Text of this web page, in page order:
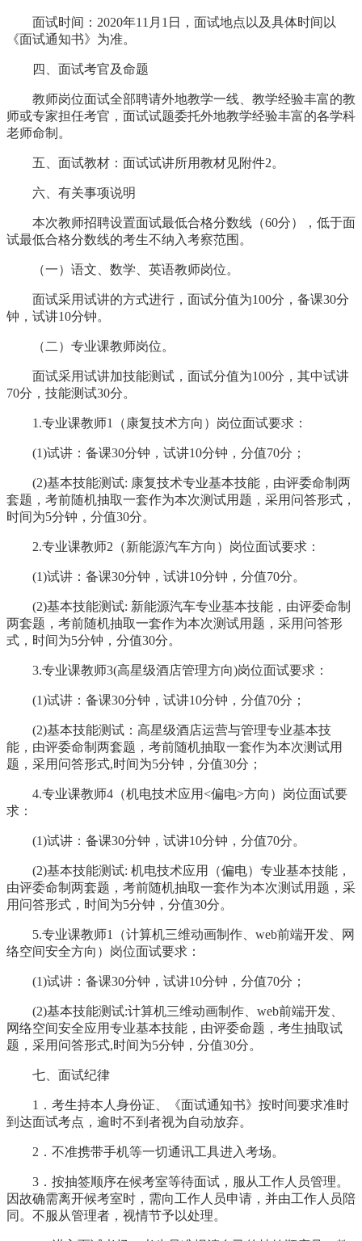
面试时间：2020年11月1日，面试地点以及具体时间以
《面试通知书》为准。
四、面试考官及命题
教师岗位面试全部聘请外地教学一线、教学经验丰富的教
师或专家担任考官，面试试题委托外地教学经验丰富的各学科
老师命制。
五、面试教材：面试试讲所用教材见附件2。
六、有关事项说明
本次教师招聘设置面试最低合格分数线（60分），低于面
试最低合格分数线的考生不纳入考察范围。
（一）语文、数学、英语教师岗位。
面试采用试讲的方式进行，面试分值为100分，备课30分
钟，试讲10分钟。
（二）专业课教师岗位。
面试采用试讲加技能测试，面试分值为100分，其中试讲
70分，技能测试30分。
1.专业课教师1（康复技术方向）岗位面试要求：
(1)试讲：备课30分钟，试讲10分钟，分值70分；
(2)基本技能测试: 康复技术专业基本技能，由评委命制两
套题，考前随机抽取一套作为本次测试用题，采用问答形式，
时间为5分钟，分值30分。
2.专业课教师2（新能源汽车方向）岗位面试要求：
(1)试讲：备课30分钟，试讲10分钟，分值70分。
(2)基本技能测试: 新能源汽车专业基本技能，由评委命制
两套题，考前随机抽取一套作为本次测试用题，采用问答形
式，时间为5分钟，分值30分。
3.专业课教师3(高星级酒店管理方向)岗位面试要求：
(1)试讲：备课30分钟，试讲10分钟，分值70分；
(2)基本技能测试：高星级酒店运营与管理专业基本技
能，由评委命制两套题，考前随机抽取一套作为本次测试用
题，采用问答形式,时间为5分钟，分值30分；
4.专业课教师4（机电技术应用<偏电>方向）岗位面试要
求：
(1)试讲：备课30分钟，试讲10分钟，分值70分。
(2)基本技能测试: 机电技术应用（偏电）专业基本技能，
由评委命制两套题，考前随机抽取一套作为本次测试用题，采
用问答形式，时间为5分钟，分值30分。
5.专业课教师1（计算机三维动画制作、web前端开发、网
络空间安全方向）岗位面试要求：
(1)试讲：备课30分钟，试讲10分钟，分值70分；
(2)基本技能测试:计算机三维动画制作、web前端开发、
网络空间安全应用专业基本技能，由评委命题，考生抽取试
题，采用问答形式,时间为5分钟，分值30分。
七、面试纪律
1．考生持本人身份证、《面试通知书》按时间要求准时
到达面试考点，逾时不到者视为自动放弃。
2．不准携带手机等一切通讯工具进入考场。
3．按抽签顺序在候考室等待面试，服从工作人员管理。
因故确需离开候考室时，需向工作人员申请，并由工作人员陪
同。不服从管理者，视情节予以处理。